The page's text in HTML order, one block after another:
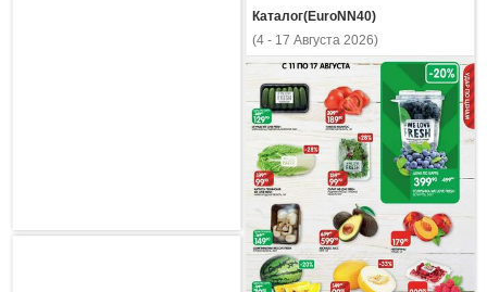
Каталог(EuroNN40)
(4 - 17 Августа 2026)